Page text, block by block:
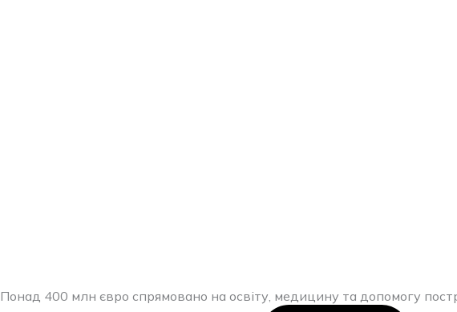
Понад 400 млн євро спрямовано на освіту, медицину та допомогу